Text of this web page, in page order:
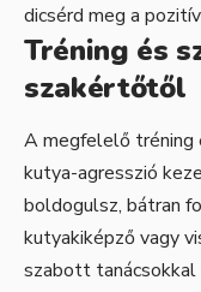
dicsérd meg a
Tréning és
szakértőtől
A megfelelő tréning
kutya-agresszió
boldogulsz, bátran
kutyakiképző vagy
szabott